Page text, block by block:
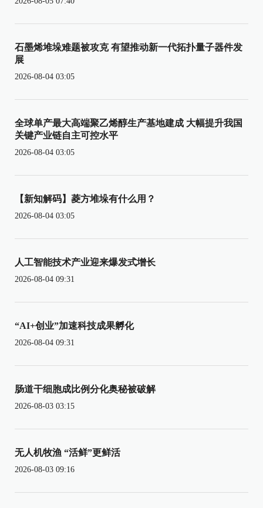
石墨烯堆垛难题被攻克 有望推动新一代拓扑量子器件发
展
2026-08-04 03:05
全球单产最大高端聚乙烯醇生产基地建成 大幅提升我国
关键产业链自主可控水平
2026-08-04 03:05
【新知解码】菱方堆垛有什么用？
2026-08-04 03:05
人工智能技术产业迎来爆发式增长
2026-08-04 09:31
“AI+创业”加速科技成果孵化
2026-08-04 09:31
肠道干细胞成比例分化奥秘被破解
2026-08-03 03:15
无人机牧渔 “活鲜”更鲜活
2026-08-03 09:16